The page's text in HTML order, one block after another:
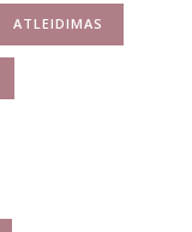
ATLEIDIMAS